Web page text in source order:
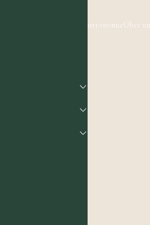
Gastronomie Über